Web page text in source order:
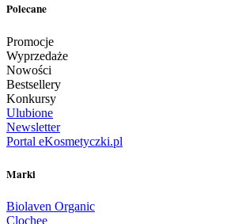
Polecane
Promocje
Wyprzedaże
Nowości
Bestsellery
Konkursy
Ulubione
Newsletter
Portal eKosmetyczki.pl
Marki
Biolaven Organic
Clochee